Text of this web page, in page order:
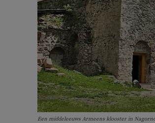
Een middeleeuws Armeens klooster in